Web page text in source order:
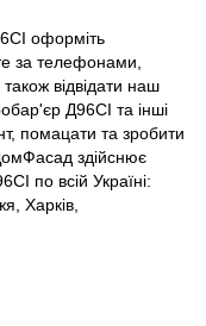
оформіть
за телефонами,
відвідати наш
Д96СІ та інші
помацати та зробити
здійснює
по всій Україні:
Харків,